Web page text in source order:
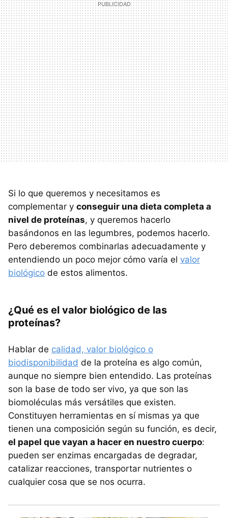
Si lo que queremos y necesitamos es
complementar y conseguir una dieta completa a
nivel de proteínas, y queremos hacerlo
basándonos en las legumbres, podemos hacerlo.
Pero deberemos combinarlas adecuadamente y
entendiendo un poco mejor cómo varía el valor
biológico de estos alimentos.
¿Qué es el valor biológico de las
proteínas?
Hablar de calidad, valor biológico o
biodisponibilidad de la proteína es algo común,
aunque no siempre bien entendido. Las proteínas
son la base de todo ser vivo, ya que son las
biomoléculas más versátiles que existen.
Constituyen herramientas en sí mismas ya que
tienen una composición según su función, es decir,
el papel que vayan a hacer en nuestro cuerpo:
pueden ser enzimas encargadas de degradar,
catalizar reacciones, transportar nutrientes o
cualquier cosa que se nos ocurra.